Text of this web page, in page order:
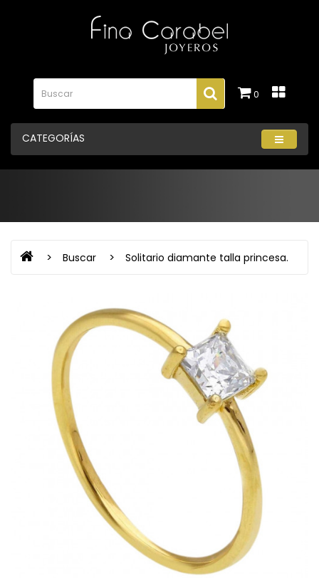
0
CATEGORÍAS
Buscar Solitario diamante talla princesa.